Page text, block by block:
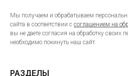
Мы получаем и обрабатываем
сайта в соответствии с соглашением на
вы не даете согласия на обработку своих
необходимо покинуть наш сайт.
РАЗДЕЛЫ